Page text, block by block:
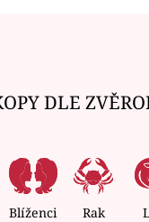
DLE
Blíženci Rak